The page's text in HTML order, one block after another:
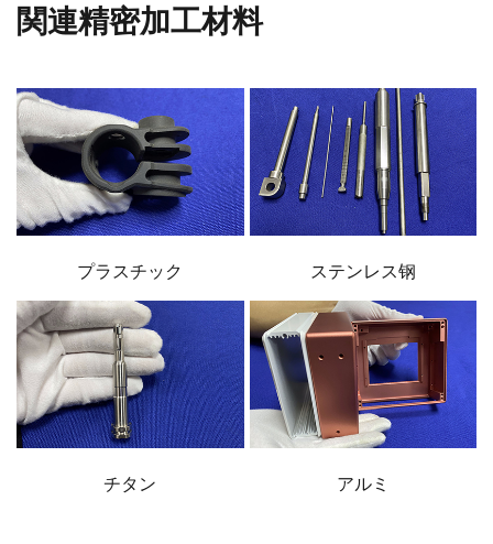
関連精密加工材料
プラスチック ステンレス钢
チタン アルミ